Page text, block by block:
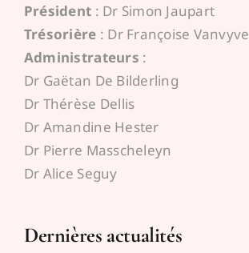
Président : Dr Simon Jaupart
Trésorière : Dr Françoise Vanvyve
Administrateurs :
Dr Gaëtan De Bilderling
Dr Thérèse Dellis
Dr Amandine Hester
Dr Pierre Masscheleyn
Dr Alice Seguy
Dernières actualités